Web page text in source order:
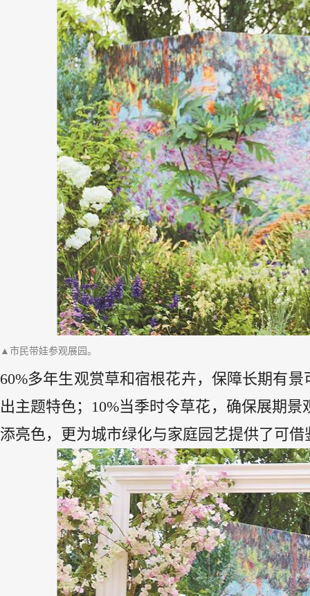
▲市民带娃参观展园。
60%多年生观赏草和宿根花卉，保障长期有
出主题特色；10%当季时令草花，确保展期
添亮色，更为城市绿化与家庭园艺提供了可